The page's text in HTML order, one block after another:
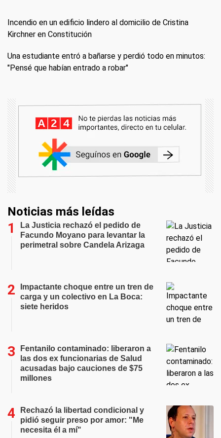
Incendio en un edificio lindero al domicilio de Cristina
Kirchner en Constitución
Una estudiante entró a bañarse y perdió todo en minutos:
"Pensé que habían entrado a robar"
Noticias más leídas
La Justicia rechazó el pedido de
Facundo Moyano para levantar la
perimetral sobre Candela Arizaga
Impactante choque entre un tren de
carga y un colectivo en La Boca:
siete heridos
Fentanilo contaminado: liberaron a
las dos ex funcionarias de Salud
acusadas bajo cauciones de $75
millones
Rechazó la libertad condicional y
pidió seguir preso por amor: "Me
necesita él a mí"